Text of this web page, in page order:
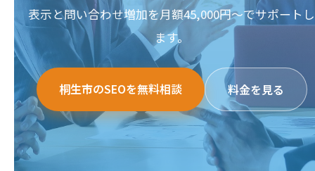
表示と問い合わせ増加を月額45,000円〜でサポートし
ます。
桐生市のSEOを無料相談 料金を見る